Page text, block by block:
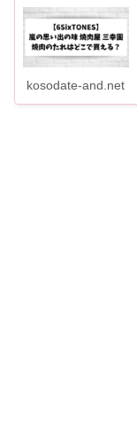
kosodate-and.net